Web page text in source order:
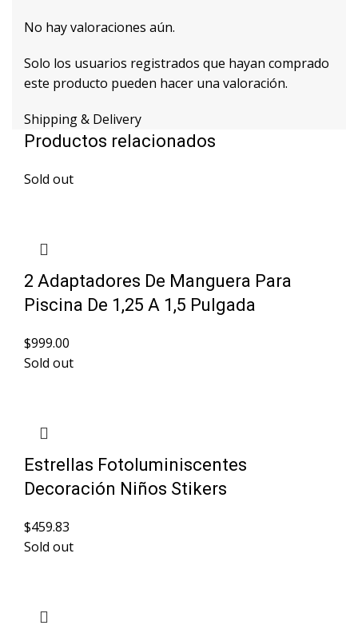
No hay valoraciones aún.
Solo los usuarios registrados que hayan comprado
este producto pueden hacer una valoración.
Shipping & Delivery
Productos relacionados
Sold out
2 Adaptadores De Manguera Para
Piscina De 1,25 A 1,5 Pulgada
$999.00
Sold out
Estrellas Fotoluminiscentes
Decoración Niños Stikers
$459.83
Sold out